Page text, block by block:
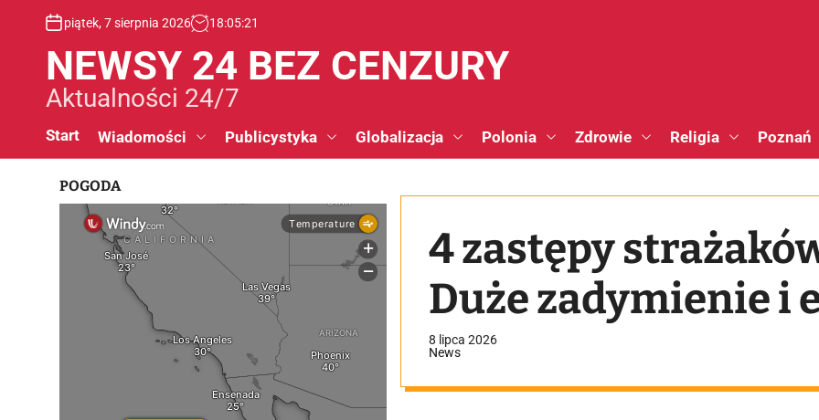
piątek, 7 sierpnia 2026 18:05:22
NEWSY 24 BEZ CENZURY
Aktualności 24/7
Start Wiadomości Publicystyka Globalizacja Polonia Zdrowie Religia Poznań
4 zastępy
Duże zadymienie i
8 lipca 2026
News
POGODA